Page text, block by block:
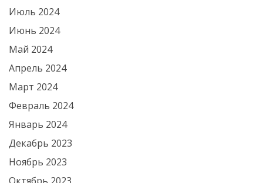
Июль 2024
Июнь 2024
Май 2024
Апрель 2024
Март 2024
Февраль 2024
Январь 2024
Декабрь 2023
Ноябрь 2023